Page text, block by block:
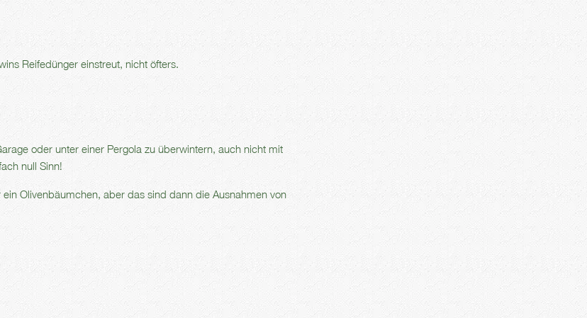
Reifedünger einstreut, nicht öfters.
oder unter einer Pergola zu überwintern, auch nicht mit
null Sinn!
Olivenbäumchen, aber das sind dann die Ausnahmen von